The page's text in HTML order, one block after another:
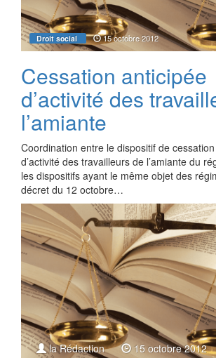
Droit social 15 octobre 2012
Cessation anticipée
d’activité des
l’amiante
Coordination entre le dispositif de
d’activité des travailleurs de l’amiante du
les dispositifs ayant le même objet des
décret du 12 octobre…
la Rédaction 15 octobre 2012